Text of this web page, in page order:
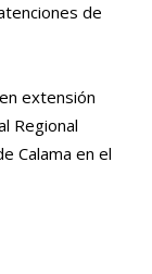
de
extensión
Regional
Calama en el